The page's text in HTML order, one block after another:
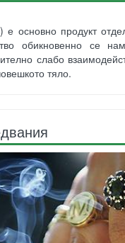
е основно продукт
обикновенно се
слабо
тяло.